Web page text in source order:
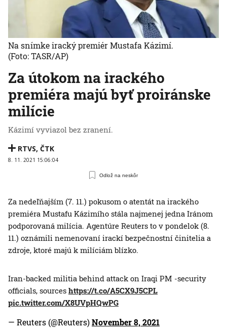
Za útokom na irackého
premiéra majú byť proiránske
milície
Kázimí vyviazol bez zranení.
RTVS, ČTK
8. 11. 2021 15:06:04
Odlož na neskôr
Na snímke iracký premiér Mustafa Kázimí.
(Foto: TASR/AP)
Za nedeľňajším (7. 11.) pokusom o atentát na irackého
premiéra Mustafu Kázimího stála najmenej jedna Iránom
podporovaná milícia. Agentúre Reuters to v pondelok (8.
11.) oznámili nemenovaní irackí bezpečnostní činitelia a
zdroje, ktoré majú k milíciám blízko.
Iran-backed militia behind attack on Iraqi PM -security
officials, sources https://t.co/A5CX9J5CPL
pic.twitter.com/X8UVpHQwPG
— Reuters (@Reuters)November 8, 2021